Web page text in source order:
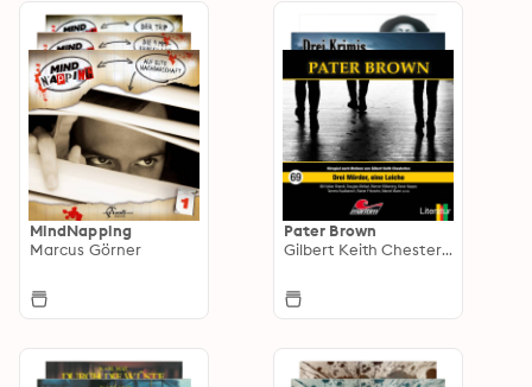
MindNapping
Marcus Görner
Pater Brown
Gilbert Keith Chesterton